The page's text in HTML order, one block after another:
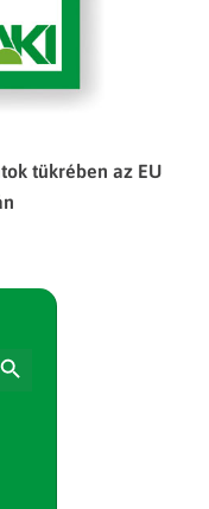
tükrében az EU